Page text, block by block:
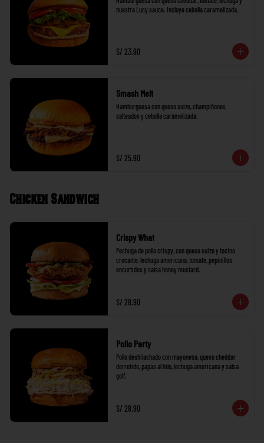
nuestra Lucy sauce. Incluye cebolla caramelizada.
S/ 23.90
Smash Melt
Hamburguesa con queso suizo, champiñones
salteados y cebolla caramelizada.
S/ 25.90
Chicken Sandwich
Crispy What
Pechuga de pollo crispy, con queso suizo y tocino
crocante, lechuga americana, tomate, pepinillos
encurtidos y salsa honey mustard.
S/ 28.90
Pollo Party
Pollo deshilachado con mayonesa, queso cheddar
derretido, papas al hilo, lechuga americana y salsa
golf.
S/ 28.90